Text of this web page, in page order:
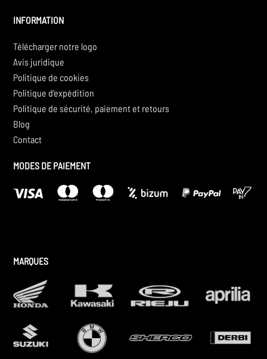
INFORMATION
Télécharger notre logo
Avis juridique
Politique de cookies
Politique d’expédition
Politique de sécurité, paiement et retours
Blog
Contact
MODES DE PAIEMENT
MARQUES